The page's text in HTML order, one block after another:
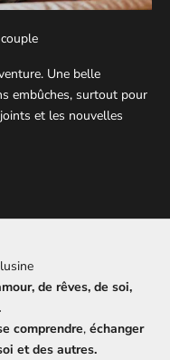
Une belle
embûches, surtout pour
et les nouvelles
de rêves, de soi,
comprendre, échanger
et des autres.